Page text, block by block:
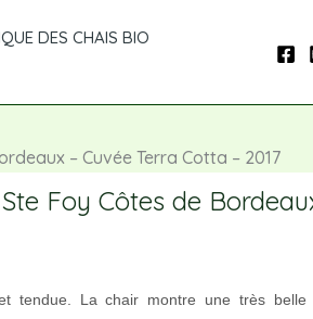
DES CHAIS BIO
– Cuvée Terra Cotta – 2017
Foy Côtes de
tendue. La chair montre une très belle